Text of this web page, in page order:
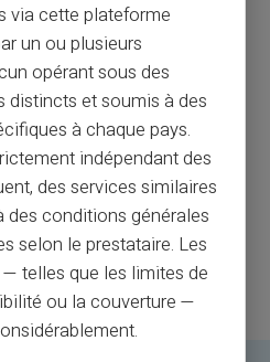
trasferimento ridotti: i
e i bonifici in uscita
il sistema
via cette plateforme
un ou plusieurs
opérant sous des
distincts et soumis à des
à chaque pays.
indépendant des
des services similaires
des conditions générales
selon le prestataire. Les
telles que les limites de
ou la couverture —